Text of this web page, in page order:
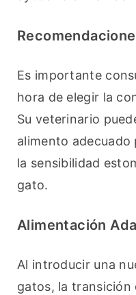
Es importante
hora de elegir la
Su veterinario
alimento adecuado
la sensibilidad
gato.
Alimentación
Al introducir una
gatos, la transición